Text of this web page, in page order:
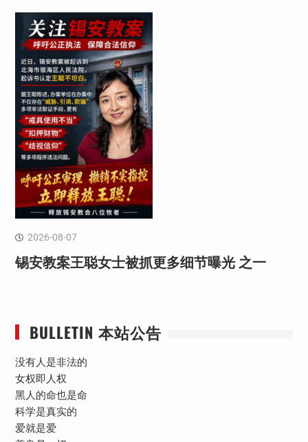
2026-08-07
锡安教案王聪女士被抓更多细节曝光 之一
BULLETIN 本站公告
没有人是非法的
女权即人权
黑人的命也是命
科学是真实的
爱就是爱